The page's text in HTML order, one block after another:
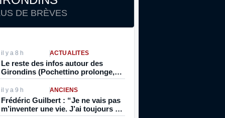
DE BRÈVES
il y a 8 h ACTUALITÉS
Le reste des infos autour des
Girondins (Pochettino prolonge,
Sambissa au Koweït, Meïté
opéré…)
il y a 9 h ANCIENS
Frédéric Guilbert : “Je ne vais pas
m’inventer une vie. J’ai toujours su